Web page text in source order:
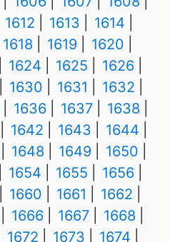
1612 1613
1614
1618 1619
1620
1624 1625
1626
1630 1631
1632
1636 1637
1638
1642 1643
1644
1648 1649
1650
1654 1655
1656
1660 1661
1662
1666 1667
1668
1672 1673
1674